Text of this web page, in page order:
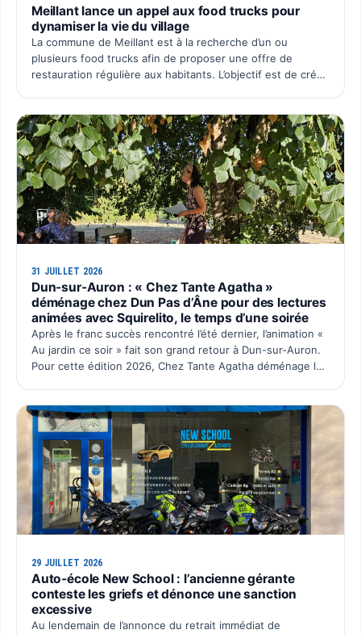
Meillant lance un appel aux food trucks pour
dynamiser la vie du village
La commune de Meillant est à la recherche d’un ou
plusieurs food trucks afin de proposer une offre de
restauration régulière aux habitants. L’objectif est de créer
31 JUILLET 2026
Dun-sur-Auron : « Chez Tante Agatha »
déménage chez Dun Pas d’Âne pour des lectures
animées avec Squirelito, le temps d’une soirée
Après le franc succès rencontré l’été dernier, l’animation «
Au jardin ce soir » fait son grand retour à Dun-sur-Auron.
Pour cette édition 2026, Chez Tante Agatha déménage le
29 JUILLET 2026
Auto-école New School : l’ancienne gérante
conteste les griefs et dénonce une sanction
excessive
Au lendemain de l’annonce du retrait immédiat de